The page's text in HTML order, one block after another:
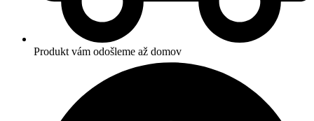
Produkt vám odošleme až domov